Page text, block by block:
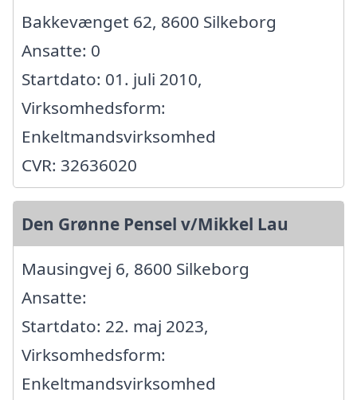
Bakkevænget 62, 8600 Silkeborg
Ansatte: 0
Startdato: 01. juli 2010,
Virksomhedsform:
Enkeltmandsvirksomhed
CVR: 32636020
Den Grønne Pensel v/Mikkel Lau
Mausingvej 6, 8600 Silkeborg
Ansatte:
Startdato: 22. maj 2023,
Virksomhedsform:
Enkeltmandsvirksomhed